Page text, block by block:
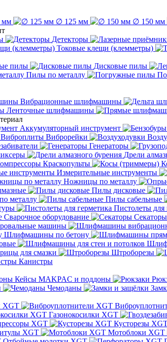
мм
∅ 125 мм ∅ 150 мм
Детекторы
Токовые клещи (клемметры)
пилы
Дисковые пилы
Пилы по металлу
Вибрационные шлифмашины
Ленточные шлифмашины
Аккумуляторный инструмент
Виброплиты Виброрейки
Генераторы
Дрели
Краскопульты
Измерительные инструменты
Ножницы по металлу
Пилы дисковые
металлу
Пилы сабельные
Пистолеты для
Сварочное оборудование
Секаторы
машины
Шлифмашины по бетону
для смазки
Штроборезы
Канистры
Кейсы MAKPAC и поддоны
Чемоданы
XGT
Газонокосилки XGT
XGT
Кусторезы
XGT
Мотоблоки XGT